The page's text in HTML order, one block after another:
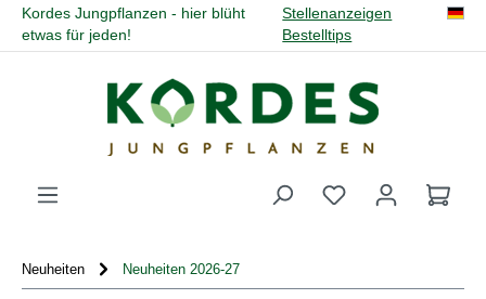
springen
Kordes Jungpflanzen - hier blüht
etwas für jeden!
Stellenanzeigen
Bestelltips
Du hast 0
Neuheiten Neuheiten 2026-27